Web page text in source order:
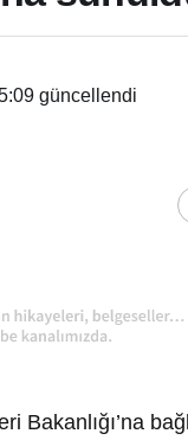
güncellendi
Bakanlığı’na